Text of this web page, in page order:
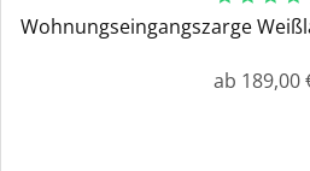
Wohnungseingangszarge
ab 189,00